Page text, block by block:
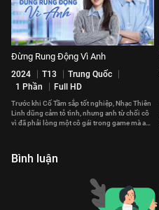
Đừng Rung Động Vì Anh
2024 T13
Trung Quốc
1 Phần
Full HD
Trước khi Cố Tầm sắp tốt nghiệp, Nhạc Thiên
Linh dũng cảm tỏ tình, nhưng anh từ chối cô
vì đã phải lòng một cô gái trong game mà anh
Bình luận